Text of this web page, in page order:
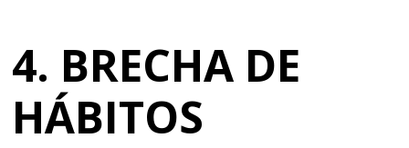
4. BRECHA DE
HÁBITOS